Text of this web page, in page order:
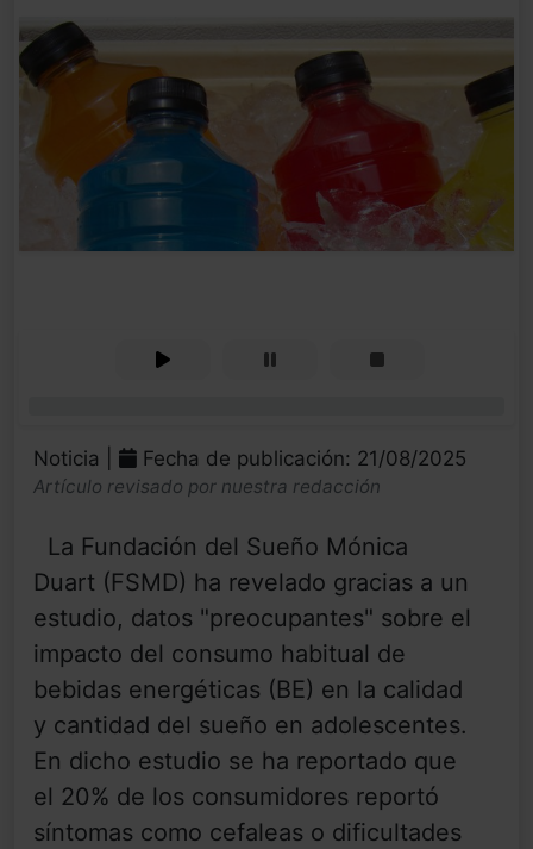
Noticia | Fecha de publicación: 21/08/2025
Artículo revisado por nuestra redacción
La Fundación del Sueño Mónica
Duart (FSMD) ha revelado gracias a un
estudio, datos "preocupantes" sobre el
impacto del consumo habitual de
bebidas energéticas (BE) en la calidad
y cantidad del sueño en adolescentes.
En dicho estudio se ha reportado que
el 20% de los consumidores reportó
síntomas como cefaleas o dificultades